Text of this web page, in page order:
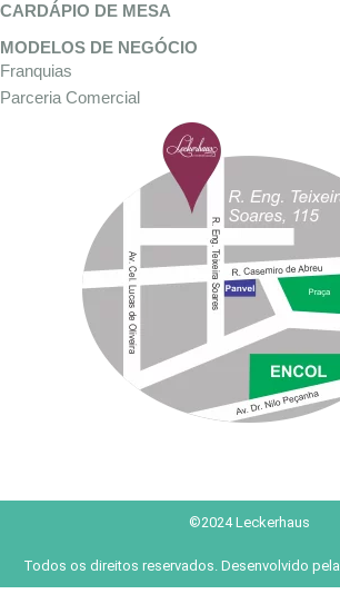
CARDÁPIO DE MESA
MODELOS DE NEGÓCIO
Franquias
Parceria Comercial
©2024 Leckerhaus
Todos os direitos reservados. Desenvolvido pela